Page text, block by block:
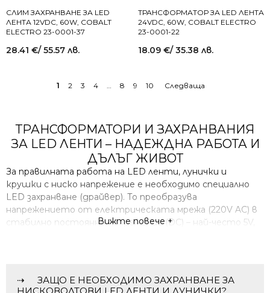
СЛИМ ЗАХРАНВАНЕ ЗА LED
ЛЕНТА 12VDC, 60W, COBALT
ELECTRO 23-0001-37
28.41 €/ 55.57 лв.
ТРАНСФОРМАТОР ЗА LED ЛЕНТА
24VDC, 60W, COBALT ELECTRO
23-0001-22
18.09 €/ 35.38 лв.
1 2 3 4 … 8 9 10
ТРАНСФОРМАТОРИ И ЗАХРАНВАНИЯ
ЗА LED ЛЕНТИ – НАДЕЖДНА РАБОТА И
ДЪЛЪГ ЖИВОТ
За правилната работа на LED ленти, лунички и
крушки с ниско напрежение е необходимо специално
LED захранване (драйвер). То преобразува
напрежението от електрическата мрежа (220V AC) в
стабилно постоянно напрежение (DC) – най-често 5V,
специален захранващ кабел с грец изправител, който
Вижте повече +
ЗАЩО Е НЕОБХОДИМО ЗАХРАНВАНЕ ЗА